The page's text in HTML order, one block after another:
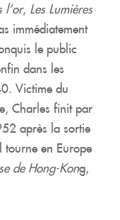
l’or, Les Lumières
immédiatement
le public
dans les
Victime du
Charles finit par
après la sortie
tourne en Europe
de Hong-Kong,